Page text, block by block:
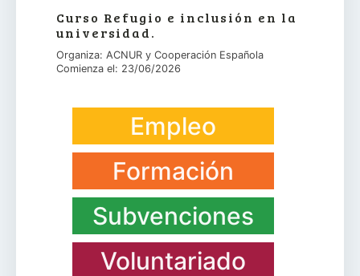
Curso Refugio e inclusión en la
universidad.
Organiza: ACNUR y Cooperación Española
Comienza el: 23/06/2026
Empleo
Formación
Subvenciones
Voluntariado